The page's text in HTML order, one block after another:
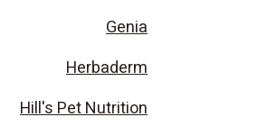
Genia
Herbaderm
Hill's Pet Nutrition